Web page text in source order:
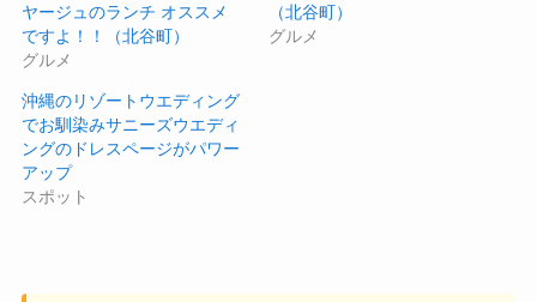
ヤージュのランチ オススメ
ですよ！！（北谷町）
グルメ
（北谷町）
グルメ
沖縄のリゾートウエディング
でお馴染みサニーズウエディ
ングのドレスページがパワー
アップ
スポット